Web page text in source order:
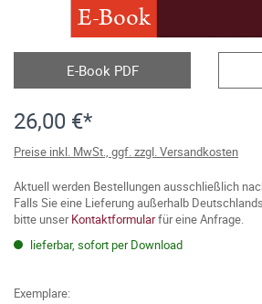
E-Book
E-Book PDF
26,00 €*
Preise inkl. MwSt., ggf. zzgl. Versandkosten
Aktuell werden Bestellungen ausschließlich
Falls Sie eine Lieferung außerhalb
bitte unserKontaktformularfür eine Anfrage.
lieferbar, sofort per Download
Exemplare: